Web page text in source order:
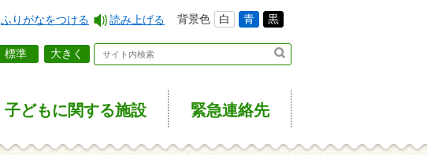
ふりがなをつける 読み上げる 背景色 白 青 黒
標準 大きく
子どもに関する施設 緊急連絡先